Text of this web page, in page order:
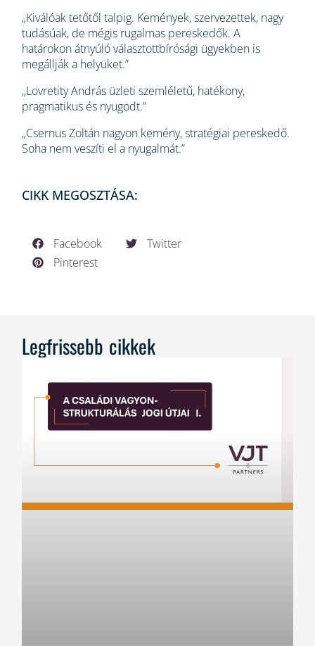
„Kiválóak tetőtől talpig. Kemények, szervezettek, nagy
tudásúak, de mégis rugalmas pereskedők. A
határokon átnyúló választottbírósági ügyekben is
megállják a helyüket.”
„Lovretity András üzleti szemléletű, hatékony,
pragmatikus és nyugodt.”
„Csernus Zoltán nagyon kemény, stratégiai pereskedő.
Soha nem veszíti el a nyugalmát.”
CIKK MEGOSZTÁSA:
Facebook
Twitter
Pinterest
Legfrissebb cikkek